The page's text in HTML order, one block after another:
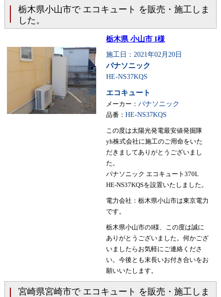
栃木県小山市で エコキュート を販売・施工しま
した。
栃木県 小山市 I様
施工日：2021年02月20日
パナソニック
HE-NS37KQS
エコキュート
メーカー： パナソニック
品番： HE-NS37KQS
この度は太陽光発電最安値発掘隊
yh株式会社に施工のご用命をいた
だきましてありがとうございまし
た。
パナソニック エコキュート370L
HE-NS37KQSを設置いたしました。
電力会社：栃木県小山市は東京電力
です。
栃木県小山市のI様、この度は誠に
ありがとうございました。何かござ
いましたらお気軽にご連絡くださ
い。今後とも末長いお付き合いをお
願いいたします。
宮崎県宮崎市で エコキュート を販売・施工しま